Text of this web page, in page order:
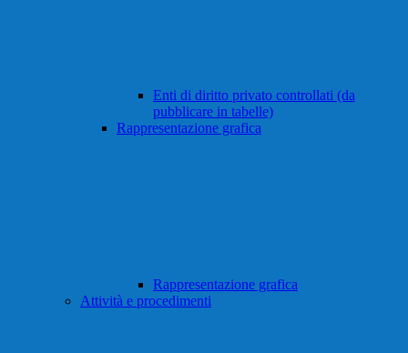
Enti di diritto privato controllati (da
pubblicare in tabelle)
Rappresentazione grafica
Rappresentazione grafica
Attività e procedimenti